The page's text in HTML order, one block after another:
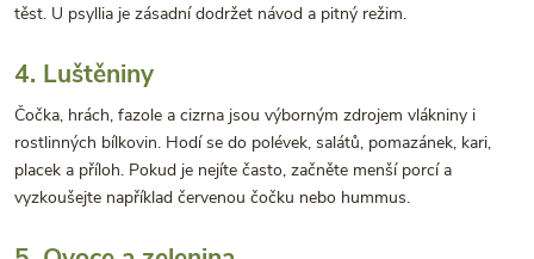
těst. U psyllia je zásadní dodržet návod a pitný režim.
4. Luštěniny
Čočka, hrách, fazole a cizrna jsou výborným zdrojem vlákniny i
rostlinných bílkovin. Hodí se do polévek, salátů, pomazánek, kari,
placek a příloh. Pokud je nejíte často, začněte menší porcí a
vyzkoušejte například červenou čočku nebo hummus.